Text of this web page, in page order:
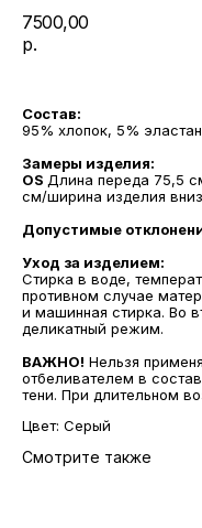
7500,00
р.
Состав:
95% хлопок, 5% эластан
Замеры изделия:
OS Длина переда 75,5
см/ширина изделия
Допустимые
Уход за изделием:
Стирка в воде,
противном случае
и машинная стирка. Во
деликатный режим.
ВАЖНО! Нельзя
отбеливателем в
тени. При длительном
Цвет: Серый
Смотрите также